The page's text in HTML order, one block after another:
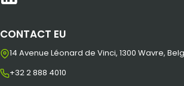
CONTACT EU
14 Avenue Léonard de Vinci, 1300 Wavre,
+32 2 888 4010